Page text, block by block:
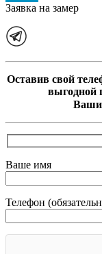
Заявка на замер
Оставив свой
выгодной
Ваше имя
Телефон